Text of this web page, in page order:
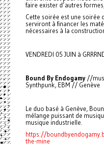
faire exister d’autres
Cette soirée est une soirée
serviront à financer les
nécessaires à la
VENDREDI 05 JUIN à
Bound By Endogamy//
Synthpunk, EBM // Genève
Le duo basé à Genève,
mélange puissant de
musique industrielle.
https://
the-mine